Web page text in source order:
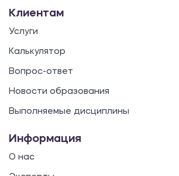
Клиентам
Услуги
Калькулятор
Вопрос-ответ
Новости образования
Выполняемые дисциплины
Информация
О нас